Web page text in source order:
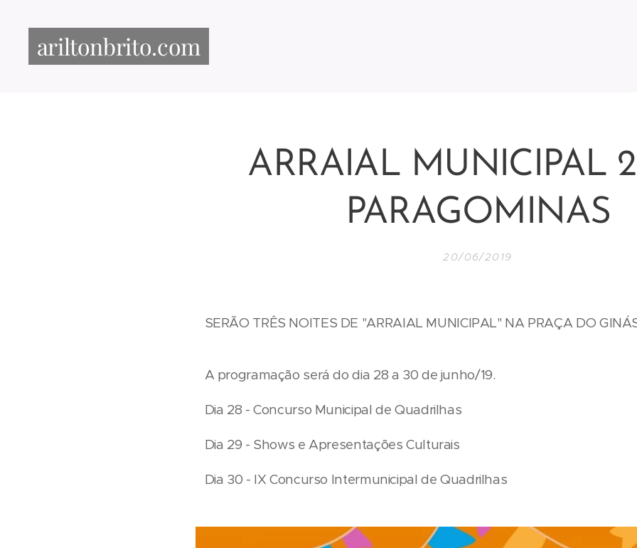
ariltonbrito.com
ARRAIAL MUNICIPAL
PARAGOMINAS
20/06/2019
SERÃO TRÊS NOITES DE "ARRAIAL MUNICIPAL" NA PRAÇA DO
A programação será do dia 28 a 30 de junho/19.
Dia 28 - Concurso Municipal de Quadrilhas
Dia 29 - Shows e Apresentações Culturais
Dia 30 - IX Concurso Intermunicipal de Quadrilhas